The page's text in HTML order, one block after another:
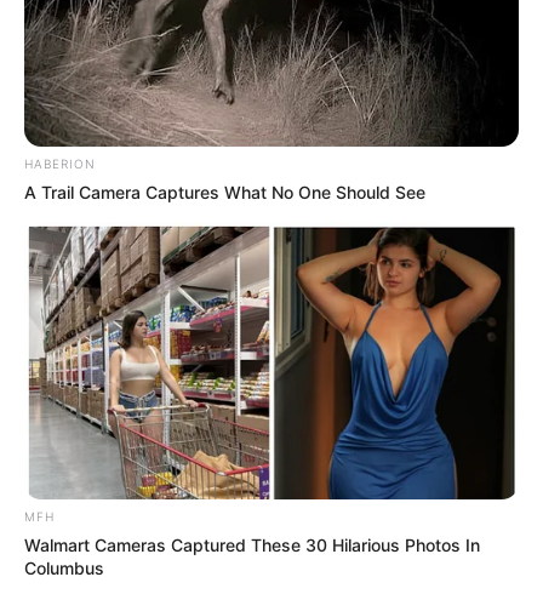
HABERION
A Trail Camera Captures What No One Should See
MFH
Walmart Cameras Captured These 30 Hilarious Photos In
Columbus